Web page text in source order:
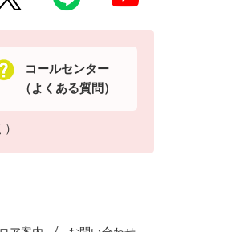
コールセンター
（よくある質問）